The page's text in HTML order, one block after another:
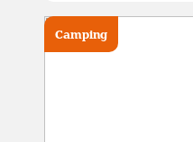
Camping